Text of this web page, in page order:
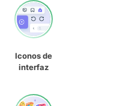
Iconos de
interfaz